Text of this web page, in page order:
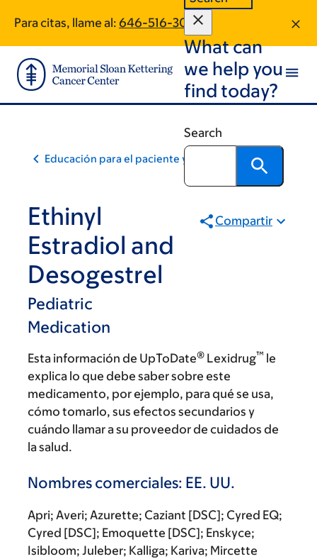
main
content
footer
Para citas, llame al: 646-516-3008
What can
we help you
find today?
Search
Educación para el paciente y la comunidad
Ethinyl
Estradiol and
Desogestrel
Pediatric
Medication
Compartir
Esta información de UpToDate® Lexidrug™ le
explica lo que debe saber sobre este
medicamento, por ejemplo, para qué se usa,
cómo tomarlo, sus efectos secundarios y
cuándo llamar a su proveedor de cuidados de
la salud.
Nombres comerciales: EE. UU.
Apri; Averi; Azurette; Caziant [DSC]; Cyred EQ;
Cyred [DSC]; Emoquette [DSC]; Enskyce;
Isibloom; Juleber; Kalliga; Kariva; Mircette